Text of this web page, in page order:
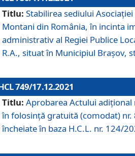
Titlu: Stabilirea sediului
Montani din România, în incinta
administrativ al Regiei Publice
R.A., situat în Municipiul Braşov,
749/17.12.2021
Titlu: Aprobarea Actului adițional
în folosință gratuită (comodat)
încheiate în baza H.C.L. nr. 124/